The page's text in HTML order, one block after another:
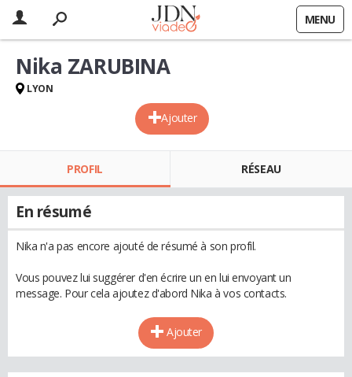
MENU
Ajouter
Nika ZARUBINA
LYON
PROFIL RÉSEAU
En résumé
Nika n'a pas encore ajouté de résumé à son profil.
Vous pouvez lui suggérer d'en écrire un en lui envoyant un
message. Pour cela ajoutez d'abord Nika à vos contacts.
Ajouter